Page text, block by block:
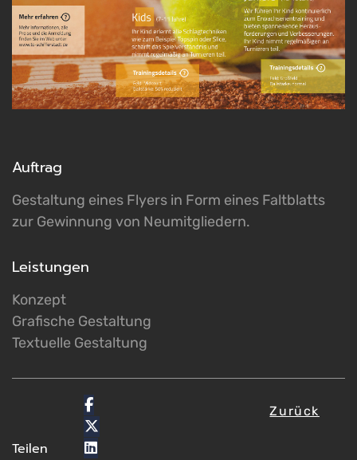
Auftrag
Gestaltung eines Flyers in Form eines Faltblatts
zur Gewinnung von Neumitgliedern.
Leistungen
Konzept
Grafische Gestaltung
Textuelle Gestaltung
Teilen
Zurück